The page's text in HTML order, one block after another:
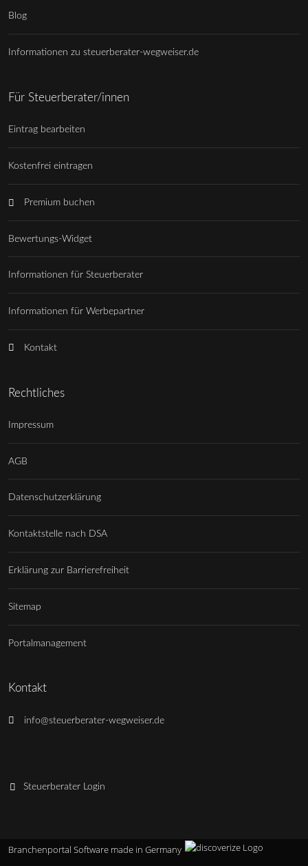
Blog
Informationen zu steuerberater-wegweiser.de
Für Steuerberater/innen
Eintrag bearbeiten
Kostenfrei eintragen
Premium buchen
Bewertungs-Widget
Informationen für Steuerberater
Informationen für Werbepartner
Kontakt
Rechtliches
Impressum
AGB
Datenschutzerklärung
Kontaktstelle nach DSA
Erklärung zur Barrierefreiheit
Sitemap
Portalmanagement
Kontakt
info@steuerberater-wegweiser.de
Steuerberater Login
Branchenportal Software made in Germany